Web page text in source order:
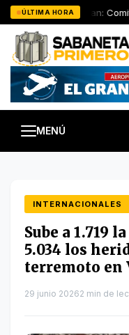
Saltar
al
contenido
ÚLTIMA HORASan Juan:
MENÚ
INTERNACIONALES
Sube a 1.719
5.034 los
terremoto en
29 junio 20262 min de